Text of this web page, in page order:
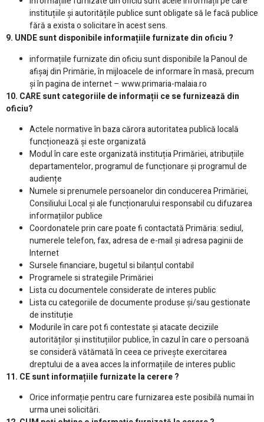
instituțiile și autoritățile publice sunt obligate să le facă publice
fără a exista o solicitare în acest sens.
9. UNDE sunt disponibile informațiile furnizate din oficiu ?
informațiile furnizate din oficiu sunt disponibile la Panoul de
afișaj din Primărie, în mijloacele de informare în masă, precum
și în pagina de internet – www.primaria-malaia.ro
10. CARE sunt categoriile de informații ce se furnizează din
oficiu?
Actele normative în baza cărora autoritatea publică locală
funcționează și este organizată
Modul în care este organizată instituția Primăriei, atribuțiile
departamentelor, programul de funcționare și programul de
audiențe
Numele si prenumele persoanelor din conducerea Primăriei,
Consiliului Local și ale funcționarului responsabil cu difuzarea
informațiilor publice
Coordonatele prin care poate fi contactată Primăria: sediul,
numerele telefon, fax, adresa de e-mail și adresa paginii de
Internet
Sursele financiare, bugetul si bilanțul contabil
Programele si strategiile Primăriei
Lista cu documentele considerate de interes public
Lista cu categoriile de documente produse și/sau gestionate
de instituție
Modurile în care pot fi contestate și atacate deciziile
autorităților și instituțiilor publice, în cazul în care o persoană
se consideră vătămată în ceea ce privește exercitarea
dreptului de a avea acces la informațiile de interes public
11. CE sunt informațiile furnizate la cerere ?
Orice informație pentru care furnizarea este posibilă numai în
urma unei solicitări.